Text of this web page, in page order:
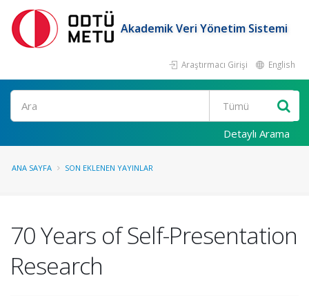
Akademik Veri Yönetim Sistemi
Araştırmacı Girişi English
Ara
Detaylı Arama
ANA SAYFA SON EKLENEN YAYINLAR
70 Years of Self-Presentation
Research